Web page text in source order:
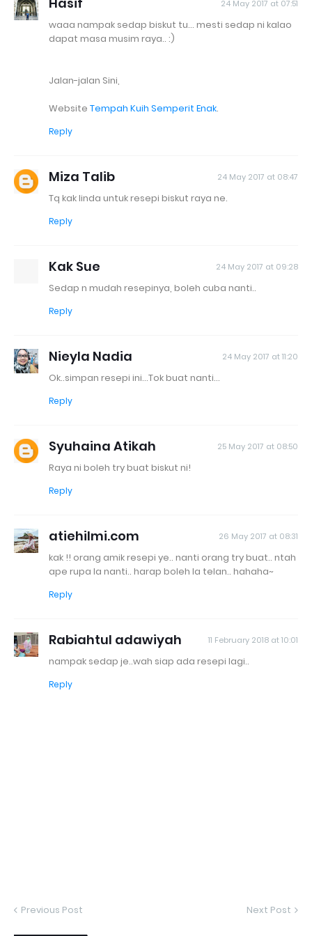
24 May 2017 at 07:51
waaa nampak sedap biskut tu... mesti sedap ni kalao
dapat masa musim raya.. :)
Jalan-jalan Sini,
Website Tempah Kuih Semperit Enak.
Reply
Miza Talib 24 May 2017 at 08:47
Tq kak linda untuk resepi biskut raya ne.
Reply
Kak Sue 24 May 2017 at 09:28
Sedap n mudah resepinya, boleh cuba nanti..
Reply
Nieyla Nadia 24 May 2017 at 11:20
Ok..simpan resepi ini...Tok buat nanti...
Reply
Syuhaina Atikah 25 May 2017 at 08:50
Raya ni boleh try buat biskut ni!
Reply
atiehilmi.com 26 May 2017 at 08:31
kak !! orang amik resepi ye.. nanti orang try buat.. ntah
ape rupa la nanti.. harap boleh la telan.. hahaha~
Reply
Rabiahtul adawiyah 11 February 2018 at 10:01
nampak sedap je..wah siap ada resepi lagi..
Reply
Previous Post Next Post